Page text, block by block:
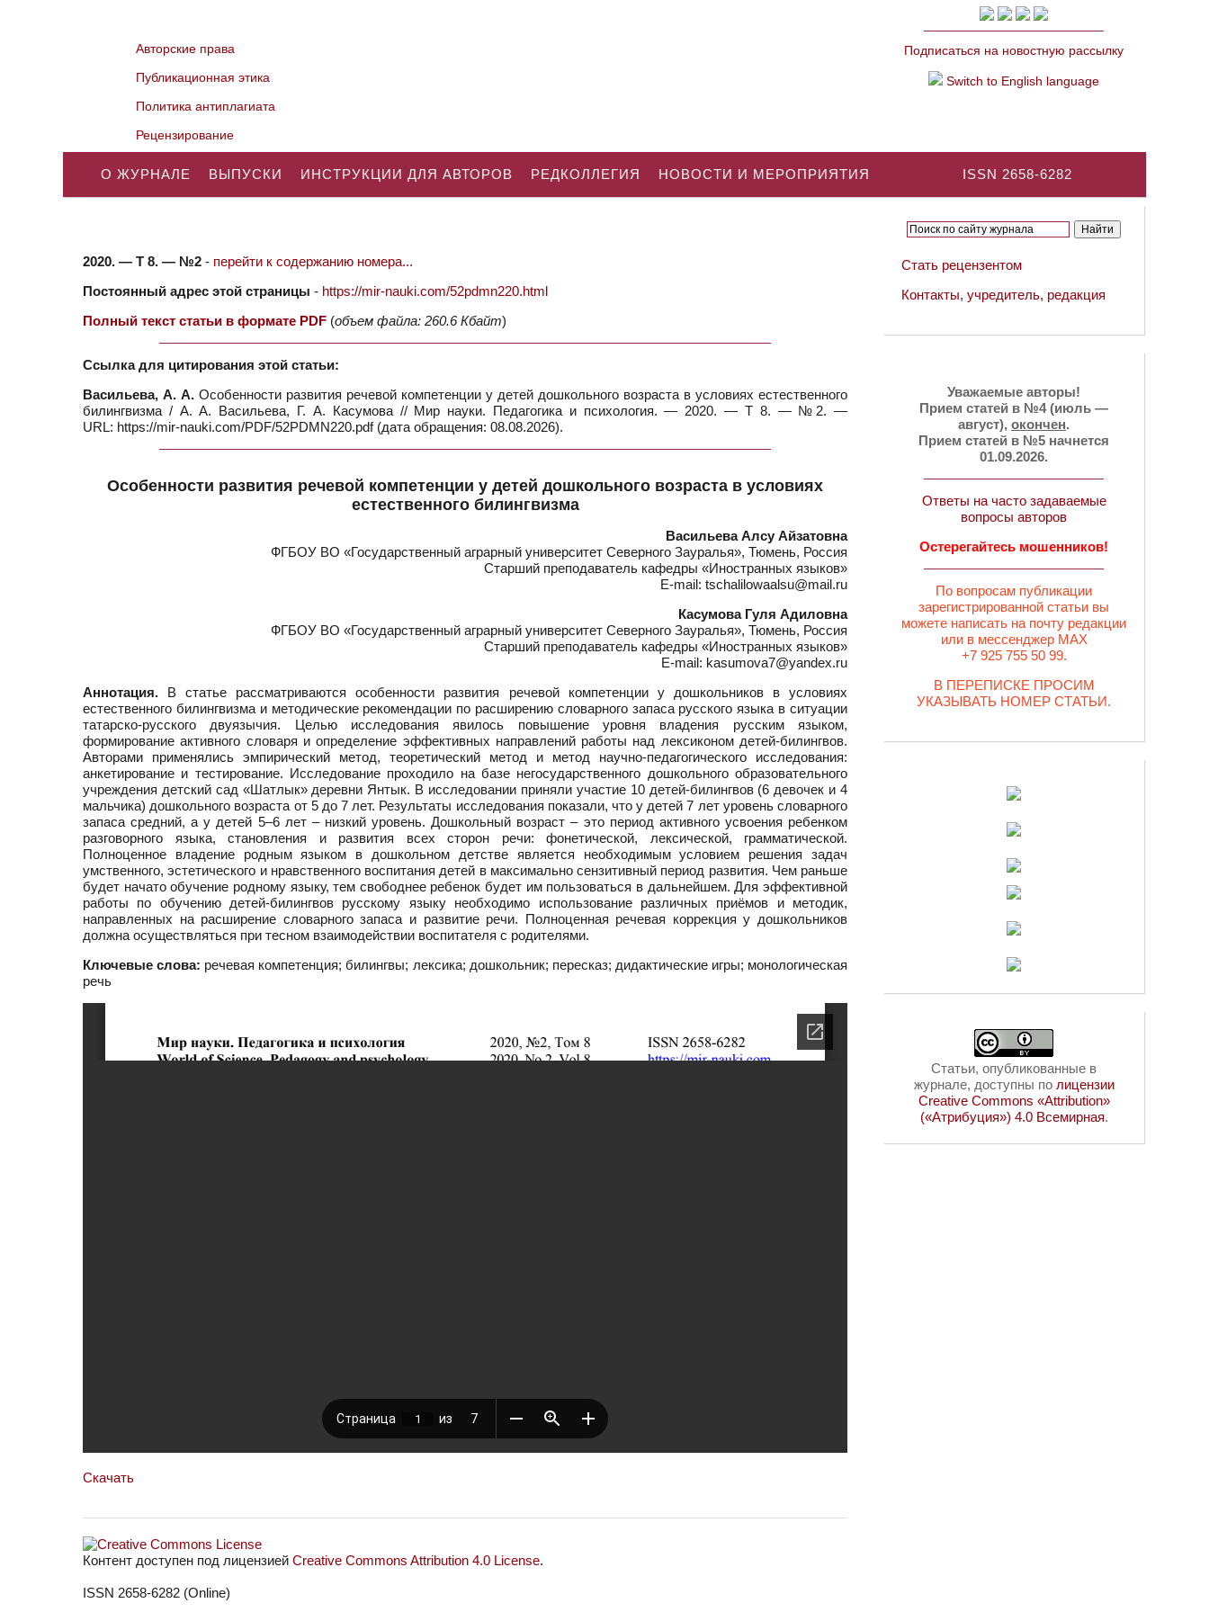
Авторские права
Публикационная этика
Политика антиплагиата
Рецензирование
Подписаться на новостную рассылку
Switch to English language
ISSN 2658-6282
О ЖУРНАЛЕ ВЫПУСКИ ИНСТРУКЦИИ ДЛЯ АВТОРОВ РЕДКОЛЛЕГИЯ НОВОСТИ И МЕРОПРИЯТИЯ
2020. — Т 8. — №2 - перейти к содержанию номера...
Постоянный адрес этой страницы - https://mir-nauki.com/52pdmn220.html
Полный текст статьи в формате PDF (объем файла: 260.6 Кбайт)
Ссылка для цитирования этой статьи:
Васильева, А. А. Особенности развития речевой компетенции у детей дошкольного возраста в условиях естественного
билингвизма / А. А. Васильева, Г. А. Касумова // Мир науки. Педагогика и психология. — 2020. — Т 8. — №2. —
URL: https://mir-nauki.com/PDF/52PDMN220.pdf (дата обращения: 08.08.2026).
Особенности развития речевой компетенции у детей дошкольного возраста в условиях
естественного билингвизма
Васильева Алсу Айзатовна
ФГБОУ ВО «Государственный аграрный университет Северного Зауралья», Тюмень, Россия
Старший преподаватель кафедры «Иностранных языков»
E-mail: tschalilowaalsu@mail.ru
Касумова Гуля Адиловна
ФГБОУ ВО «Государственный аграрный университет Северного Зауралья», Тюмень, Россия
Старший преподаватель кафедры «Иностранных языков»
E-mail: kasumova7@yandex.ru
Аннотация. В статье рассматриваются особенности развития речевой компетенции у дошкольников в условиях
естественного билингвизма и методические рекомендации по расширению словарного запаса русского языка в ситуации
татарско-русского двуязычия. Целью исследования явилось повышение уровня владения русским языком,
формирование активного словаря и определение эффективных направлений работы над лексиконом детей-билингвов.
Авторами применялись эмпирический метод, теоретический метод и метод научно-педагогического исследования:
анкетирование и тестирование. Исследование проходило на базе негосударственного дошкольного образовательного
учреждения детский сад «Шатлык» деревни Янтык. В исследовании приняли участие 10 детей-билингвов (6 девочек и 4
мальчика) дошкольного возраста от 5 до 7 лет. Результаты исследования показали, что у детей 7 лет уровень словарного
запаса средний, а у детей 5–6 лет – низкий уровень. Дошкольный возраст – это период активного усвоения ребенком
разговорного языка, становления и развития всех сторон речи: фонетической, лексической, грамматической.
Полноценное владение родным языком в дошкольном детстве является необходимым условием решения задач
умственного, эстетического и нравственного воспитания детей в максимально сензитивный период развития. Чем раньше
будет начато обучение родному языку, тем свободнее ребенок будет им пользоваться в дальнейшем. Для эффективной
работы по обучению детей-билингвов русскому языку необходимо использование различных приёмов и методик,
направленных на расширение словарного запаса и развитие речи. Полноценная речевая коррекция у дошкольников
должна осуществляться при тесном взаимодействии воспитателя с родителями.
Ключевые слова: речевая компетенция; билингвы; лексика; дошкольник; пересказ; дидактические игры; монологическая
речь
Скачать
Контент доступен под лицензией Creative Commons Attribution 4.0 License.
ISSN 2658-6282 (Online)
Стать рецензентом
Контакты, учредитель, редакция
Уважаемые авторы!
Прием статей в №4 (июль —
август), окончен.
Прием статей в №5 начнется
01.09.2026.
Ответы на часто задаваемые
вопросы авторов
Остерегайтесь мошенников!
По вопросам публикации
зарегистрированной статьи вы
можете написать на почту редакции
или в мессенджер MAX
+7 925 755 50 99.
В ПЕРЕПИСКЕ ПРОСИМ
УКАЗЫВАТЬ НОМЕР СТАТЬИ.
Статьи, опубликованные в
журнале, доступны по лицензии
Creative Commons «Attribution»
(«Атрибуция») 4.0 Всемирная.